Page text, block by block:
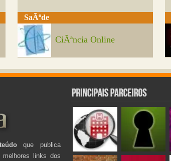
SaÃºde
CiÃªncia Online
que publica
links dos